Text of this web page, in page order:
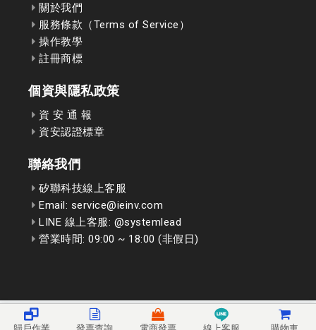
關於我們
服務條款（Terms of Service）
操作教學
註冊商標
個資與隱私政策
資 安 通 報
資安認證標章
聯絡我們
矽聯科技線上客服
Email: service@ieinv.com
LINE 線上客服: @systemlead
營業時間: 09:00 ~ 18:00 (非假日)